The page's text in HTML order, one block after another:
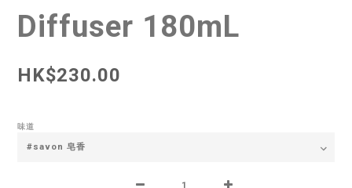
Diffuser 180mL
HK$230.00
味道